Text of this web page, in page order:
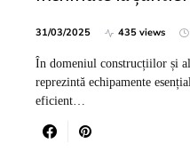
31/03/2025 435 views
În domeniul construcțiilor și
reprezintă echipamente
eficient…